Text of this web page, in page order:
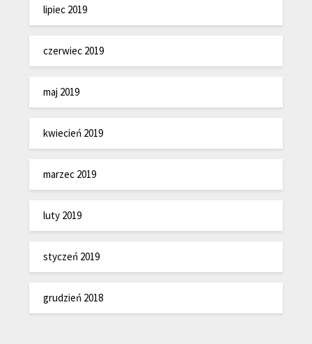
lipiec 2019
czerwiec 2019
maj 2019
kwiecień 2019
marzec 2019
luty 2019
styczeń 2019
grudzień 2018